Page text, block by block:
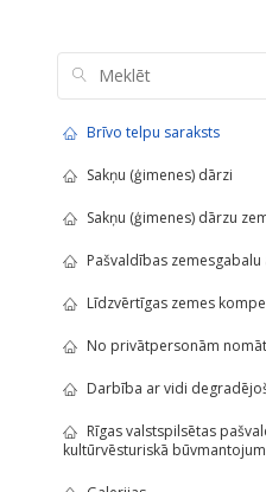
Brīvo telpu saraksts
Sakņu (ģimenes) dārzi
Sakņu (ģimenes) dārzu
Pašvaldības
Līdzvērtīgas zemes
No privātpersonām
Darbība ar vidi
Rīgas valstspilsētas
kultūrvēsturiskā